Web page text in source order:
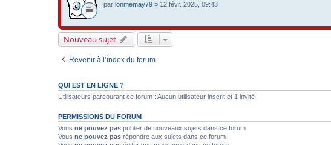
par lonmemay79 » 12 févr. 2025, 09:43
Nouveau sujet
Revenir à l’index du forum
QUI EST EN LIGNE ?
Utilisateurs parcourant ce forum : Aucun utilisateur inscrit et 1 invité
PERMISSIONS DU FORUM
Vous ne pouvez pas publier de nouveaux sujets dans ce forum
Vous ne pouvez pas répondre aux sujets dans ce forum